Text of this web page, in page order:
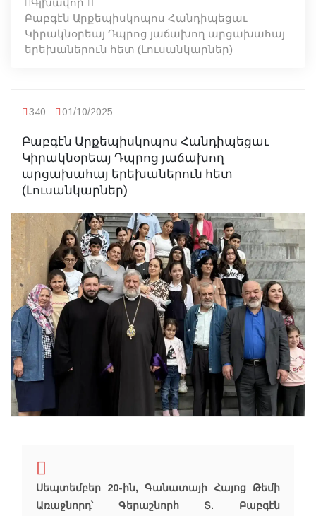
Բաբգէն Արքեպիսկոպոս Հանդիպեցաւ
Կիրակնօրեայ Դպրոց յաճախող արցախահայ
երեխաներուն հետ (Լուսանկարներ)
340 01/10/2025
Բաբգէն Արքեպիսկոպոս Հանդիպեցաւ
Կիրակնօրեայ Դպրոց յաճախող
արցախահայ երեխաներուն հետ
(Լուսանկարներ)
Սեպտեմբեր 20-ին, Գանատայի Հայոց Թեմի
Առաջնորդ՝ Գերաշնորհ Տ. Բաբգէն